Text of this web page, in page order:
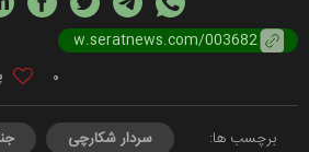
0
برچسب ها: سردار شکارچی